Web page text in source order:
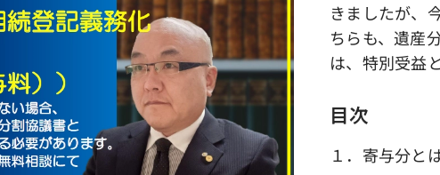
きましたが、
ちらも、遺産
は、特別受益
目次
１．寄与分と